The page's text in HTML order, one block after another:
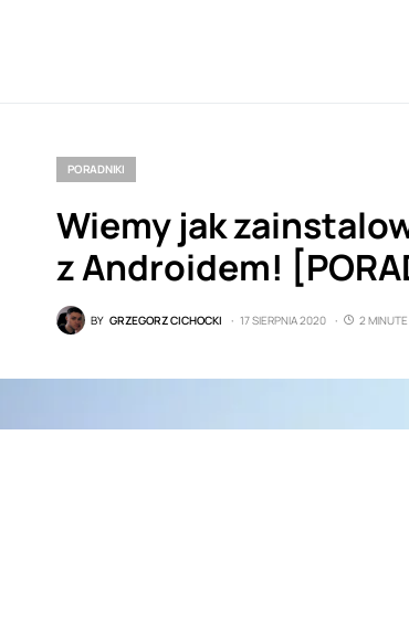
PORADNIKI
Wiemy jak
z Androidem!
BY GRZEGORZ CICHOCKI 17 SIERPNIA 2020 2